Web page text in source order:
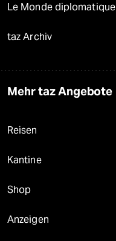
Le Monde diplomatique
taz Archiv
Mehr taz Angebote
Reisen
Kantine
Shop
Anzeigen